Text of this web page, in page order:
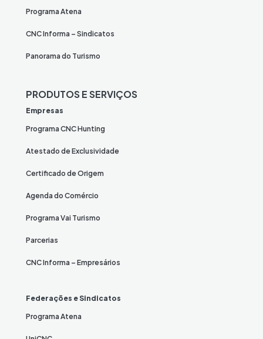
Programa Atena
CNC Informa – Sindicatos
Panorama do Turismo
PRODUTOS E SERVIÇOS
Empresas
Programa CNC Hunting
Atestado de Exclusividade
Certificado de Origem
Agenda do Comércio
Programa Vai Turismo
Parcerias
CNC Informa – Empresários
Federações e Sindicatos
Programa Atena